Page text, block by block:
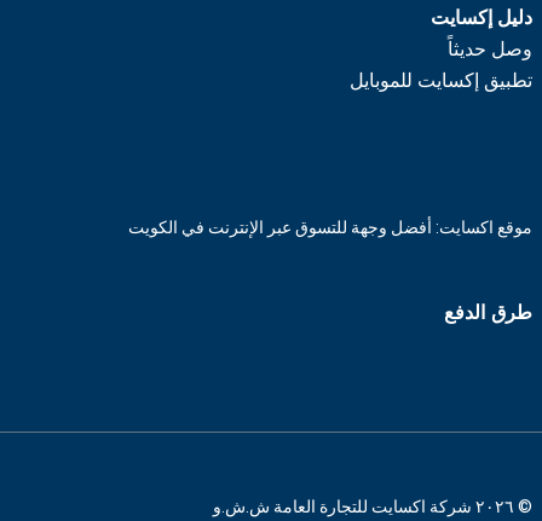
دليل إكسايت
وصل حديثاً
تطبيق إكسايت للموبايل
موقع اكسايت: أفضل وجهة للتسوق عبر الإنترنت في الكويت
طرق الدفع
© ٢٠٢٦ شركة اكسايت للتجارة العامة ش.ش.و